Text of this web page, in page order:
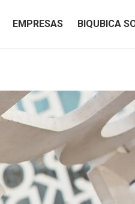
EMPRESAS BIQUBICA
EMPRESAS BIQUBICA